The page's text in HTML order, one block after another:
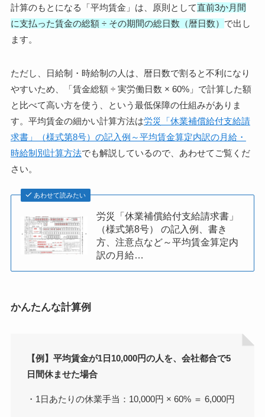
計算のもとになる「平均賃金」は、原則として直前3か月間
に支払った賃金の総額 ÷ その期間の総日数（暦日数） で出し
ます。
ただし、日給制・時給制の人は、暦日数で割ると不利になり
やすいため、「賃金総額 ÷ 実労働日数 × 60%」で計算した額
と比べて高い方を使う、という最低保障の仕組みがありま
す。平均賃金の細かい計算方法は労災「休業補償給付支給請
求書」（様式第8号）の記入例～平均賃金算定内訳の月給・
時給制別計算方法でも解説しているので、あわせてご覧くだ
さい。
あわせて読みたい
労災「休業補償給付支給請求書」
（様式第8号） の記入例、書き
方、注意点など～平均賃金算定内
訳の月給…
かんたんな計算例
【例】平均賃金が1日10,000円の人を、会社都合で5
日間休ませた場合
・1日あたりの休業手当：10,000円 × 60% ＝ 6,000円